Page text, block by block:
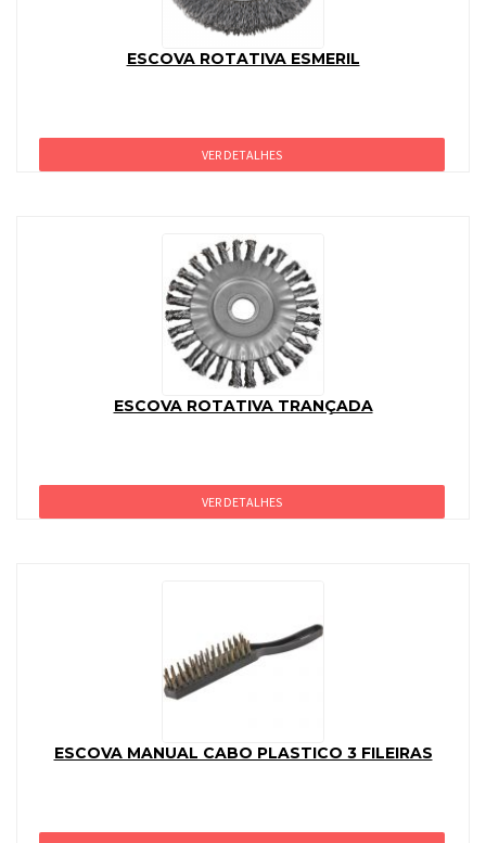
ESCOVA ROTATIVA ESMERIL
VER DETALHES
ESCOVA ROTATIVA TRANÇADA
VER DETALHES
ESCOVA MANUAL CABO PLASTICO 3 FILEIRAS